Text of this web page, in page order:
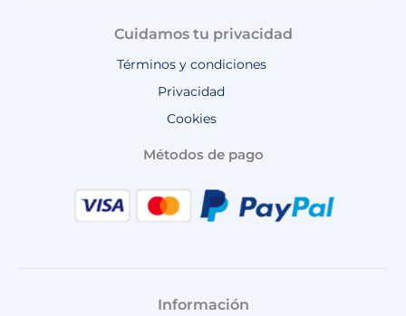
Cuidamos tu privacidad
Términos y condiciones
Privacidad
Cookies
Métodos de pago
Información